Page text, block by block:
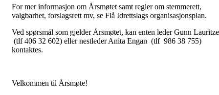
For mer informasjon om Årsmøtet samt regler om stemmerett,
valgbarhet, forslagsrett mv, se Flå Idrettslags organisasjonsplan.
Ved spørsmål som gjelder Årsmøtet, kan enten leder Gunn
(tlf 406 32 602) eller nestleder Anita Engan (tlf 986 38 755)
kontaktes.
Velkommen til Årsmøte!